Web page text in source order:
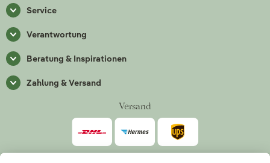
Service
Verantwortung
Beratung & Inspirationen
Zahlung & Versand
Versand